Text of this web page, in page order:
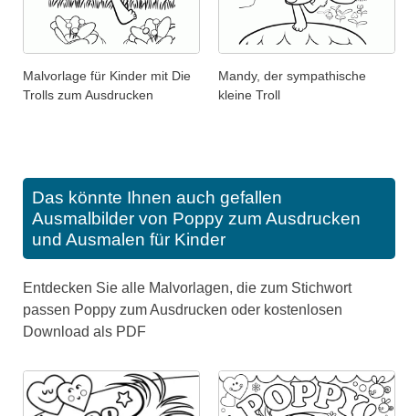
Malvorlage für Kinder mit Die
Trolls zum Ausdrucken
Mandy, der sympathische
kleine Troll
Das könnte Ihnen auch gefallen
Ausmalbilder von Poppy zum Ausdrucken
und Ausmalen für Kinder
Entdecken Sie alle Malvorlagen, die zum Stichwort
passen Poppy zum Ausdrucken oder kostenlosen
Download als PDF